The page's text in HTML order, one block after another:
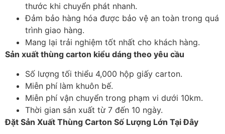
thước khi chuyển phát nhanh.
Đảm bảo hàng hóa được bảo vệ an toàn trong quá
trình giao hàng.
Mang lại trải nghiệm tốt nhất cho khách hàng.
Sản xuất thùng carton kiểu dáng theo yêu cầu
Số lượng tối thiểu 4,000 hộp giấy carton.
Miễn phí làm khuôn bế.
Miễn phí vận chuyển trong phạm vi dưới 10km.
Thời gian sản xuất từ 7 đến 10 ngày.
Đặt Sản Xuất Thùng Carton Số Lượng Lớn Tại Đây